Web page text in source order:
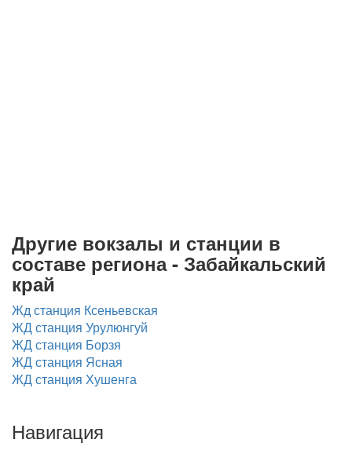
Другие вокзалы и станции в
составе региона - Забайкальский
край
Жд станция Ксеньевская
ЖД станция Урулюнгуй
ЖД станция Борзя
ЖД станция Ясная
ЖД станция Хушенга
Навигация